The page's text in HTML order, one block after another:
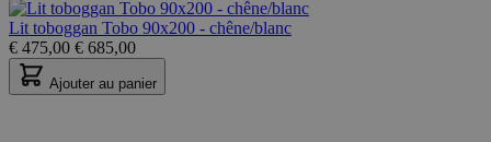
Lit toboggan Tobo 90x200 - chêne/blanc
€ 475,00 € 685,00
Ajouter au panier